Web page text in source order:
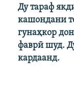
Ду тараф
кашондани
гунаҳкор
фаврӣ шуд.
кардаанд.